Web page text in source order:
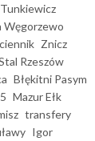
Węgorzewo
Znicz
Rzeszów
Błękitni Pasym
Mazur Ełk
transfery
Igor